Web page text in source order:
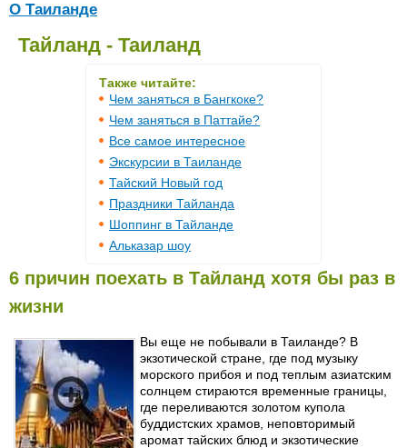
О Таиланде
Тайланд - Таиланд
Также читайте:
Чем заняться в Бангкоке?
Чем заняться в Паттайе?
Все самое интересное
Экскурсии в Таиланде
Тайский Новый год
Праздники Тайланда
Шоппинг в Тайланде
Альказар шоу
6 причин поехать в Тайланд хотя бы раз в
жизни
Вы еще не побывали в Таиланде? В
экзотической стране, где под музыку
морского прибоя и под теплым азиатским
солнцем стираются временные границы,
где переливаются золотом купола
буддистских храмов, неповторимый
аромат тайских блюд и экзотические